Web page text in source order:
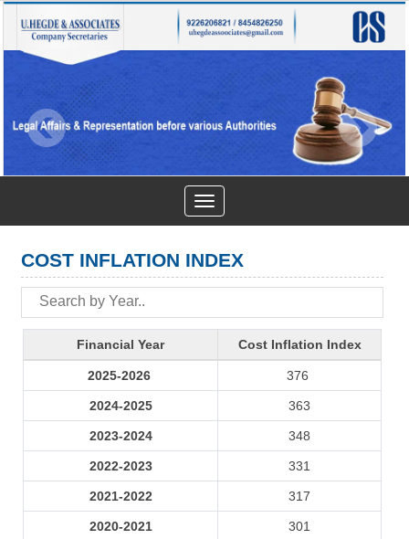
Toggle
navigation
COST INFLATION INDEX
Financial Year Cost Inflation Index
2025-2026 376
2024-2025 363
2023-2024 348
2022-2023 331
2021-2022 317
2020-2021 301